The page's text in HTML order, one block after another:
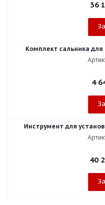
36
Комплект сальника для
4
Инструмент для
40